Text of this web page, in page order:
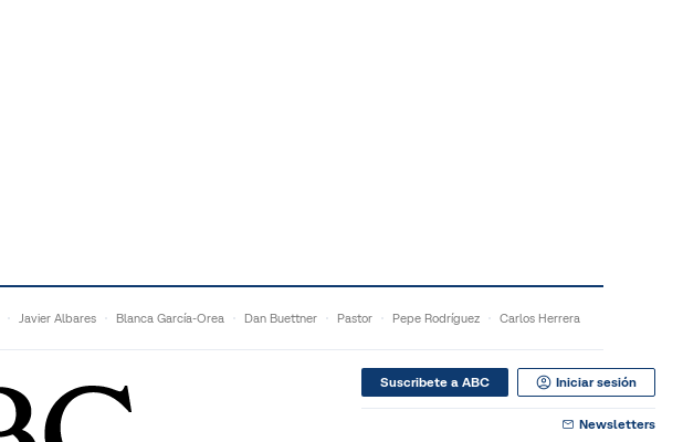
Javier Albares Blanca García-Orea Dan Buettner Pastor Pepe Rodríguez Carlos Herrera
Suscribete a ABC Iniciar sesión
Newsletters